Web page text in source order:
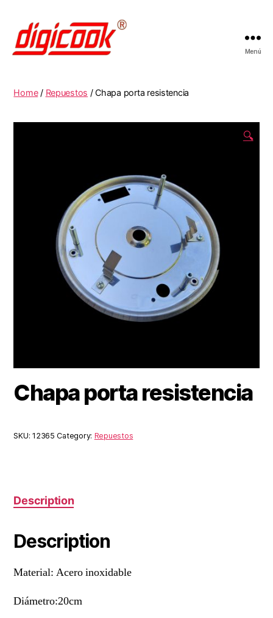
Menú
Home/ Repuestos / Chapa porta resistencia
🔍
Chapa porta resistencia
SKU:12365 Category: Repuestos
Description
Description
Material: Acero inoxidable
Diámetro:20cm